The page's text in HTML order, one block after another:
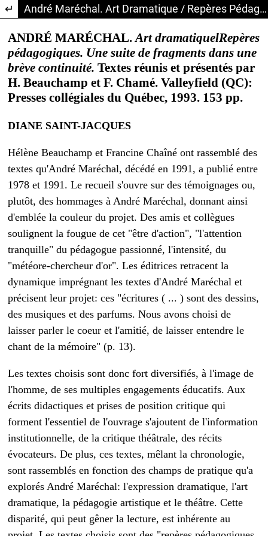
Return to Article Details André Maréchal. Art Dramatique / Repères Pédagogiques: Une Suite de Fragments Dans une Brève Continuité